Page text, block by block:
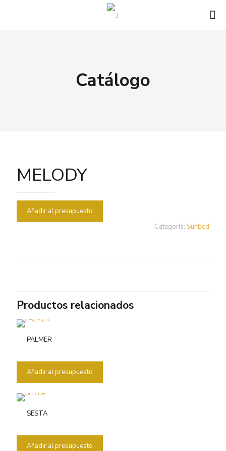
Catálogo
MELODY
Añadir al presupuesto
Categoría: Sunbed
Productos relacionados
PALMER
Añadir al presupuesto
SESTA
Añadir al presupuesto